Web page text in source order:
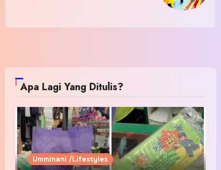
Apa Lagi Yang Ditulis?
Umminani /Lifestyles